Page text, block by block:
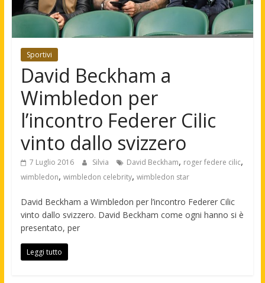
Sportivi
David Beckham a
Wimbledon per
l’incontro Federer Cilic
vinto dallo svizzero
7 Luglio 2016 Silvia David Beckham, roger federe cilic,
wimbledon, wimbledon celebrity, wimbledon star
David Beckham a Wimbledon per l’incontro Federer Cilic
vinto dallo svizzero. David Beckham come ogni hanno si è
presentato, per
Leggi tutto